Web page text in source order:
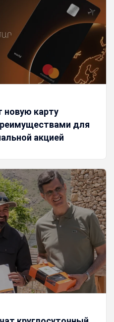
новую карту
для
акцией